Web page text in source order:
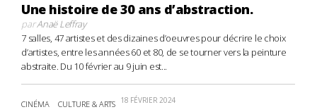
Une histoire de 30 ans d’abstraction.
parAnaë Leffray
7 salles, 47 artistes et des dizaines d’oeuvres pour décrire le choix
d’artistes, entre les années 60 et 80, de se tourner vers la peinture
abstraite. Du 10 février au 9 juin est...
CINÉMA CULTURE & ARTS 18 FÉVRIER 2024